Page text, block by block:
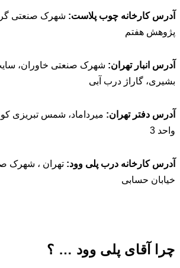
چوب پلاست:شهرک صنعتی گرمسار،
تهران: شهرک صنعتی خاوران، سایت فن
درب آبی
تهران:
درب پلی وود:تهران ، شهرک صنعتی نصیر
پلی وود … ؟